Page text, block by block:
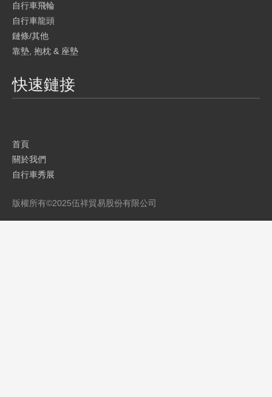
自行車飛輪
自行車龍頭
鏈條/其他
靠墊, 抱枕 & 座墊
快速鏈接
首頁
關於我們
自行車秀展
品牌介紹
目錄
版權所有©2025伍祥貿易股份有限公司